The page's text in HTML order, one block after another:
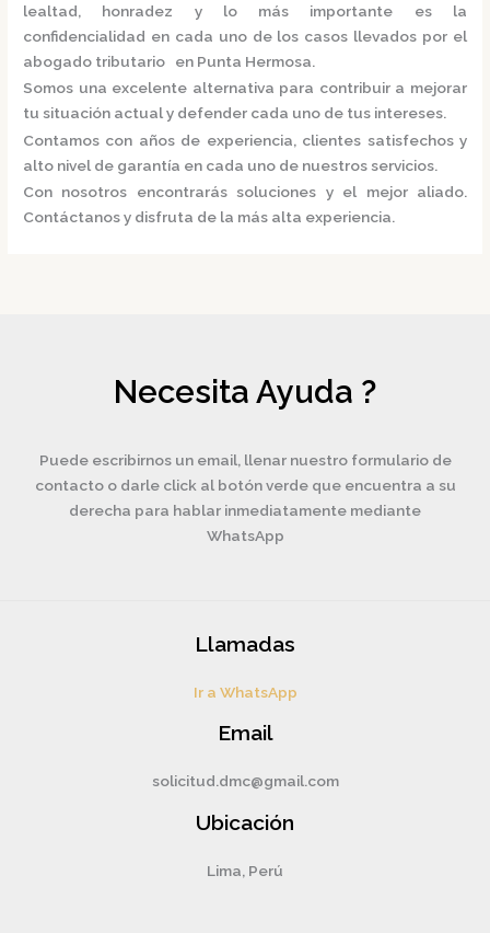
lealtad, honradez y lo más importante es la
confidencialidad en cada uno de los casos llevados por el
abogado tributario en Punta Hermosa.
Somos una excelente alternativa para contribuir a mejorar
tu situación actual y defender cada uno de tus intereses.
Contamos con años de experiencia, clientes satisfechos y
alto nivel de garantía en cada uno de nuestros servicios.
Con nosotros encontrarás soluciones y el mejor aliado.
Contáctanos y disfruta de la más alta experiencia.
Necesita Ayuda ?
Puede escribirnos un email, llenar nuestro formulario de
contacto o darle click al botón verde que encuentra a su
derecha para hablar inmediatamente mediante
WhatsApp
Llamadas
Ir a WhatsApp
Email
solicitud.dmc@gmail.com
Ubicación
Lima, Perú